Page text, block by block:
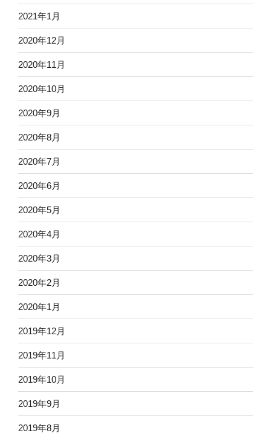
2021年1月
2020年12月
2020年11月
2020年10月
2020年9月
2020年8月
2020年7月
2020年6月
2020年5月
2020年4月
2020年3月
2020年2月
2020年1月
2019年12月
2019年11月
2019年10月
2019年9月
2019年8月